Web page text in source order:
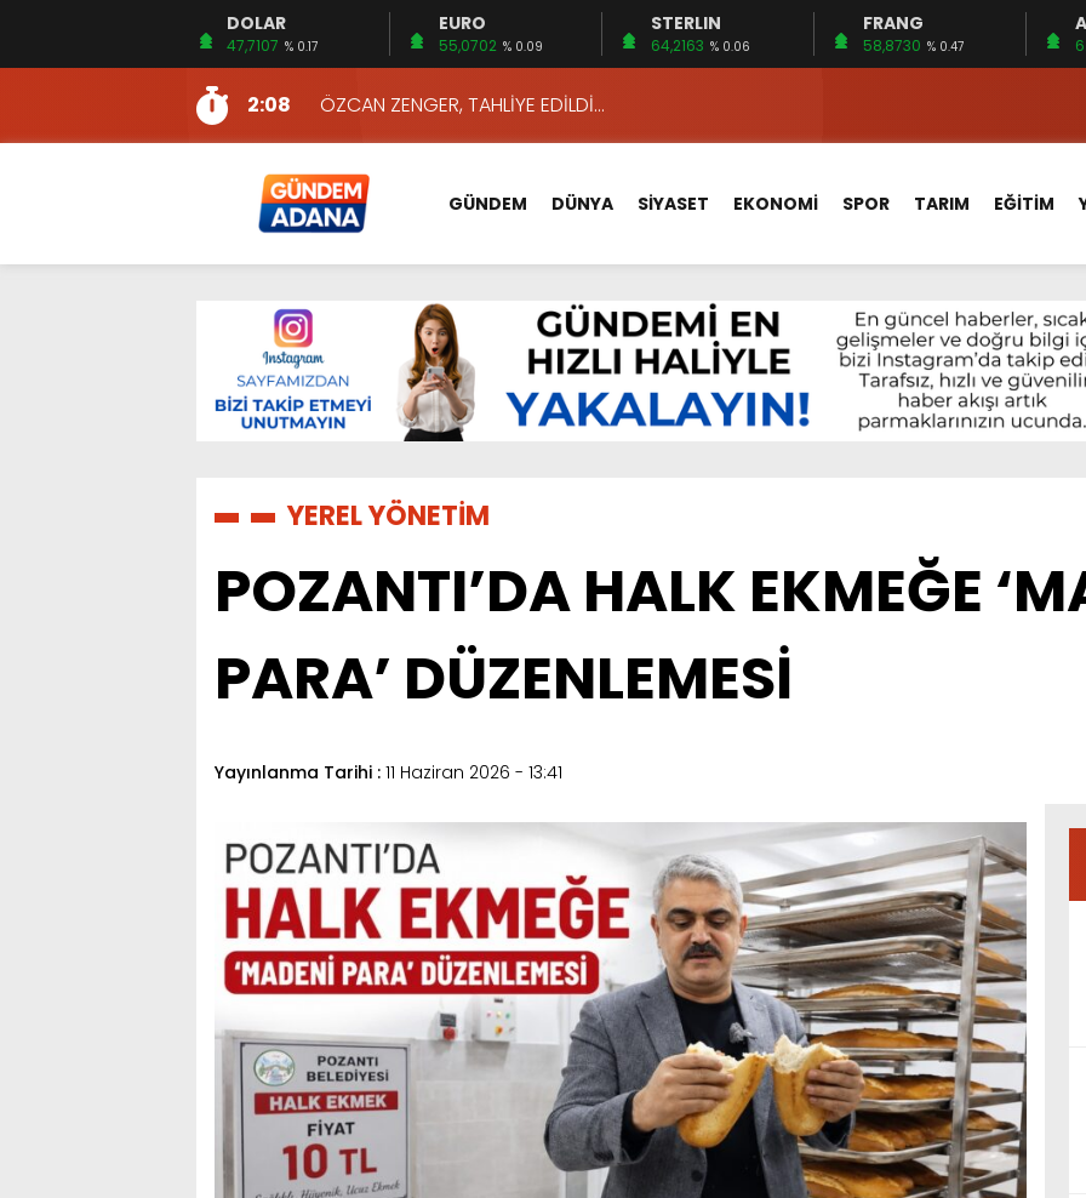
DOLAR
47,7107 % 0.17
EURO
55,0702 % 0.09
STERLIN
64,2163 % 0.06
FRANG
58,8730 % 0.47
13:10
İKİNCİ 500’DE ADANA’DAN 15 FİRMA
13:16
2:08
ÖZCAN ZENGER, TAHLİYE EDİLDİ…
16:00
AKILLI MERCEK HERKES İÇİN UYGUN MU?
10:06
ADANA’DAKİ CİNAYETLER MECLİSTE KONUŞULDU
13:54
NACAR: ESNAFIN SAĞLIK HİZMETLERİNİ KONUŞTUK
13:19
NACAR, DAHA İYİ SAĞLIK HİZMETLERİ İÇİN SAHADA
SULAMA KANALLARINDAKİ BOĞULMALARI ÖNLEMEK İÇİN GÖRÜŞTÜLER…
14:24
HERKES İÇİN ERİŞİLEBİLİR BEYİN SAĞLIĞI!
14:22
EMEKLİLER EN DÜŞÜK EMEKLİ AYLIĞININ 40 BİN LİRA OLMASINI İSTİYOR!
13:10
İKİNCİ 500’DE ADANA’DAN 15 FİRMA
GÜNDEM DÜNYA SİYASET EKONOMİ SPOR TARIM EĞİTİM
YEREL YÖNETİM
POZANTI’DA HALK EKMEĞE
PARA’ DÜZENLEMESİ
Yayınlanma Tarihi : 11 Haziran 2026 - 13:41